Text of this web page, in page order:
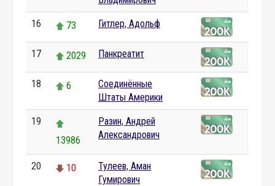
16 73 Гитлер, Адольф
17 2029 Панкреатит
18 6
Соединённые
Штаты Америки
19
13986
Разин, Андрей
Александрович
20 10
Тулеев, Аман
Гумирович